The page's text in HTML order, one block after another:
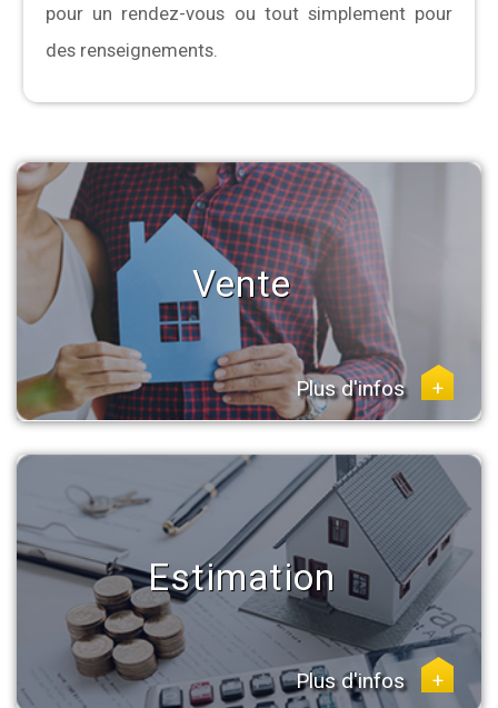
pour un rendez-vous ou tout simplement pour
des renseignements.
Vente
Plus d'infos +
Estimation
Plus d'infos +